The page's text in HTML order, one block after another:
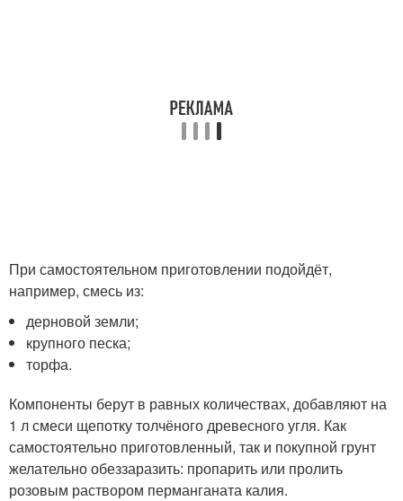
При самостоятельном приготовлении подойдёт,
например, смесь из:
дерновой земли;
крупного песка;
торфа.
Компоненты берут в равных количествах, добавляют на
1 л смеси щепотку толчёного древесного угля. Как
самостоятельно приготовленный, так и покупной грунт
желательно обеззаразить: пропарить или пролить
розовым раствором перманганата калия.